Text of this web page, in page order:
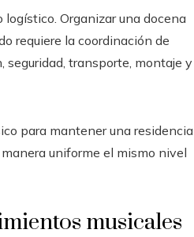
Organizar una docena
requiere la coordinación de
transporte, montaje y
para mantener una residencia
uniforme el mismo nivel
musicales